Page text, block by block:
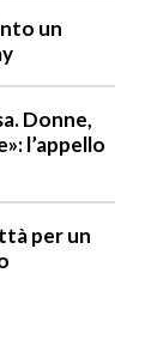
un
Donne,
l’appello
per un